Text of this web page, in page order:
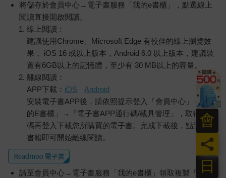
將儲存於會員中心→電子書服務「我的e書櫃」，點選線上
閱讀直接開啟閱讀。
線上閱讀：
建議使用Chrome、Microsoft Edge 有較佳的線上瀏覽效
果， iOS 16 或以上版本，Android 6.0 以上版本，建議裝
置有6GB以上的記憶體，至少有 30 MB以上的容量。
離線閱讀：
APP下載： iOS
Android
安裝電子書APP後，請依照提示登入「會員中心」→「我
的E書櫃」→「電子書APP通行碼/載具管理」，取得通行
碼再登入下載您所購買的電子書。完成下載後，點選任一
書籍即可開始離線閱讀。
請至會員中心→電子書服務「我的e書櫃」領取複製『兌換
日
員
會